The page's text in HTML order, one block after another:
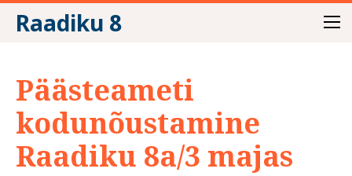
Raadiku 8
Päästeameti
kodunõustamine
Raadiku 8a/3 majas